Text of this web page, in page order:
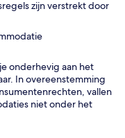
zijn verstrekt door
onderhevig aan het
In overeenstemming
vallen
niet onder het